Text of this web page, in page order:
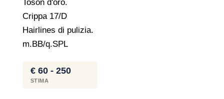
Toson d'oro.
Crippa 17/D
Hairlines di pulizia.
m.BB/q.SPL
€ 60 - 250
STIMA